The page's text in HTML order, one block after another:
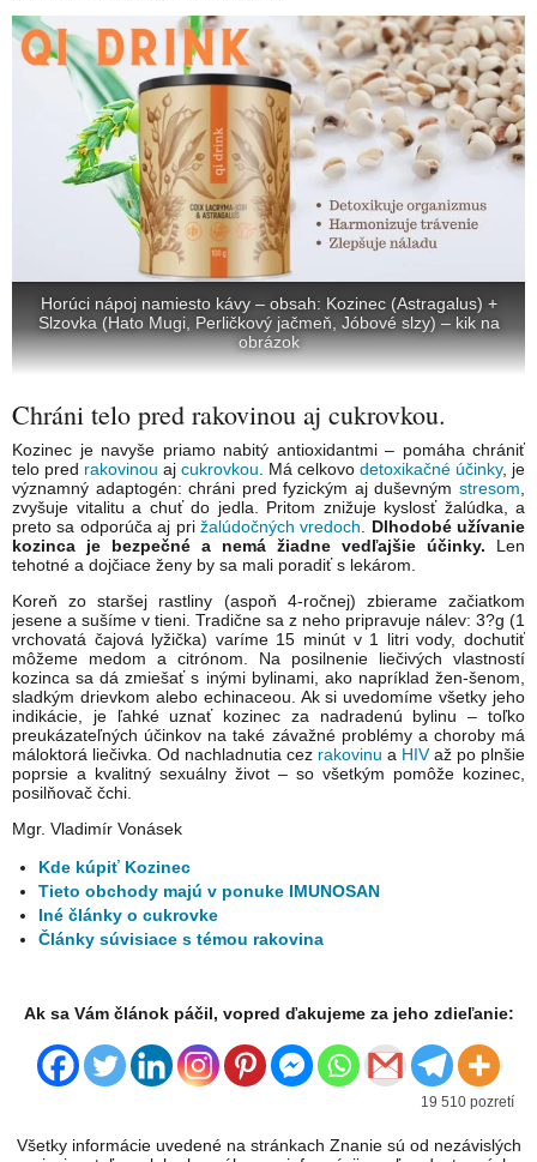
Horúci nápoj namiesto kávy – obsah: Kozinec (Astragalus) +
Slzovka (Hato Mugi, Perličkový jačmeň, Jóbové slzy) – kik na
obrázok
Chráni telo pred rakovinou aj cukrovkou.
Kozinec je navyše priamo nabitý antioxidantmi – pomáha chrániť
telo pred rakovinou aj cukrovkou . Má celkovo detoxikačné účinky, je
významný adaptogén: chráni pred fyzickým aj duševným stresom
zvyšuje vitalitu a chuť do jedla. Pritom znižuje kyslosť žalúdka, a
preto sa odporúča aj pri žalúdočných vredoch
Dlhodobé užívanie
kozinca je bezpečné a nemá žiadne vedľajšie účinky. Len
tehotné a dojčiace ženy by sa mali poradiť s lekárom.
Koreň zo staršej rastliny (aspoň 4-ročnej) zbierame začiatkom
jesene a sušíme v tieni. Tradične sa z neho pripravuje nálev: 3?g (1
vrchovatá čajová lyžička) varíme 15 minút v 1 litri vody, dochutiť
môžeme medom a citrónom. Na posilnenie liečivých vlastností
kozinca sa dá zmiešať s inými bylinami, ako napríklad žen-šenom,
sladkým drievkom alebo echinaceou. Ak si uvedomíme všetky jeho
indikácie, je ľahké uznať kozinec za nadradenú bylinu – toľko
preukázateľných účinkov na také závažné problémy a choroby má
máloktorá liečivka. Od nachladnutia cez rakovinu a HIVaž po plnšie
poprsie a kvalitný sexuálny život – so všetkým pomôže kozinec,
posilňovač čchi.
Mgr. Vladimír Vonásek
Kde kúpiť Kozinec
Tieto obchody majú v ponuke IMUNOSAN
Iné články o cukrovke
Články súvisiace s témou rakovina
Ak sa Vám článok páčil, vopred ďakujeme za jeho zdieľanie:
19 510 pozretí
Všetky informácie uvedené na stránkach Znanie sú od nezávislých